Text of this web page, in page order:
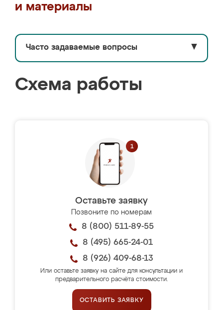
и материалы
Часто задаваемые вопросы ▼
Схема работы
Оставьте заявку
Позвоните по номерам
8 (800) 511-89-55
8 (495) 665-24-01
8 (926) 409-68-13
Или оставьте заявку на сайте для консультации и
предварительного расчёта стоимости.
ОСТАВИТЬ ЗАЯВКУ